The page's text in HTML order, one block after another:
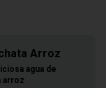
Arroz
agua de
arroz